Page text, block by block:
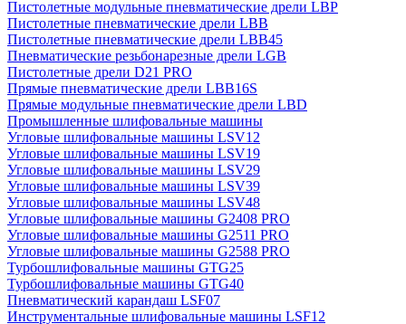
Пистолетные модульные пневматические дрели LBP
Пистолетные пневматические дрели LBB
Пистолетные пневматические дрели LBB45
Пневматические резьбонарезные дрели LGB
Пистолетные дрели D21 PRO
Прямые пневматические дрели LBB16S
Прямые модульные пневматические дрели LBD
Промышленные шлифовальные машины
Угловые шлифовальные машины LSV12
Угловые шлифовальные машины LSV19
Угловые шлифовальные машины LSV29
Угловые шлифовальные машины LSV39
Угловые шлифовальные машины LSV48
Угловые шлифовальные машины G2408 PRO
Угловые шлифовальные машины G2511 PRO
Угловые шлифовальные машины G2588 PRO
Турбошлифовальные машины GTG25
Турбошлифовальные машины GTG40
Пневматический карандаш LSF07
Инструментальные шлифовальные машины LSF12